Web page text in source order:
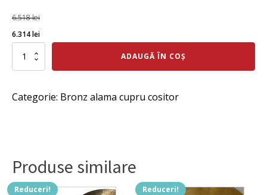
6.518lei
Prețul
inițial
a
6.518 lei.
6.314leiPrețul
este:
Cantitate
CuSn7Zn4Pb7-
ADAUGĂ ÎN COȘ
Categorie: Bronz alama cupru cositor
Produse similare
Reduceri! Reduceri!